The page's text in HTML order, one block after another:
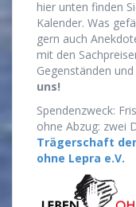
hier unten finden
Kalender. Was
gern auch
mit den
Gegenständen
uns!
Spendenzweck:
ohne Abzug: zwei
Trägerschaft
ohne Lepra e.V.